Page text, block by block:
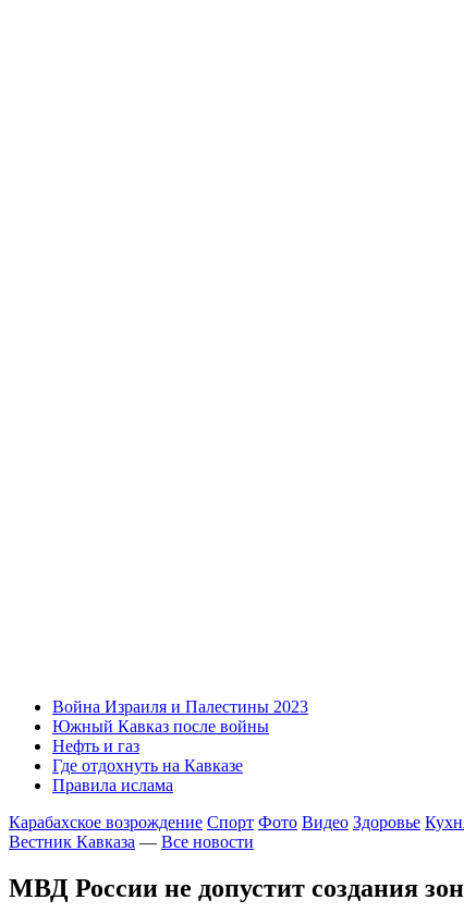
Война Израиля и Палестины 2023
Южный Кавказ после войны
Нефть и газ
Где отдохнуть на Кавказе
Правила ислама
Карабахское возрождение Спорт Фото Видео Здоровье
Вестник Кавказа — Все новости
МВД России не допустит создания